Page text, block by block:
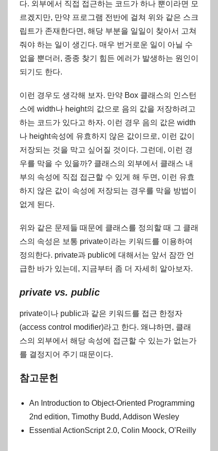
다. 외부에서 직접 접근하는 코드가 하나 뿐이라면 모
르겠지만, 만약 프로그램 전반에 걸쳐 위와 같은 스크
립트가 존재한다면, 해당 부분을 일일이 찾아서 고쳐
줘야 하는 일이 생긴다. 매우 번거로운 일이 아닐 수
없을 뿐더러, 종종 찾기 힘든 에러가 발생하는 원인이
되기도 한다.
이런 경우도 생각해 보자. 만약 Box 클래스의 인스턴
스에 width나 height의 값으로 음의 값을 저장하려고
하는 코드가 있다고 하자. 이런 경우 음의 값은 width
나 height속성에 유효하지 않은 값이므로, 이런 값이
저장되는 것을 막고 싶어질 것이다. 그런데, 이런 경
우를 막을 수 있을까? 클래스의 외부에서 클래스 내
부의 속성에 직접 접근할 수 있게 해 두면, 이런 유효
하지 않은 값이 속성에 저장되는 경우를 막을 방법이
없게 된다.
위와 같은 문제들 때문에 클래스를 정의할 때 그 클래
스의 속성은 보통 private이라는 키워드를 이용하여
정의한다. private과 public에 대해서는 앞서 잠깐 언
급한 바가 있는데, 지금부터 좀 더 자세히 알아보자.
private vs. public
private이나 public과 같은 키워드를 접근 한정자
(access control modifier)라고 한다. 왜냐하면, 클래
스의 외부에서 해당 속성에 접근할 수 있는가 없는가
를 결정지어 주기 때문이다.
참고문헌
An Introduction to Object-Oriented Programming
2nd edition, Timothy Budd, Addison Wesley
Essential ActionScript 2.0, Colin Moock, O’Reilly